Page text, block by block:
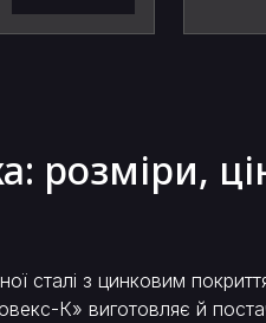
розміри,
сталі з цинковим
К» виготовляє й